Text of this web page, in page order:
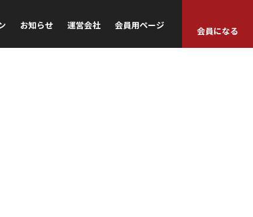
お知らせ 運営会社 会員用ページ
会員になる